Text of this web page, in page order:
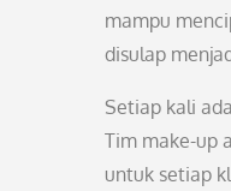
mampu
disulap
Setiap kali
Tim make-up
untuk setiap